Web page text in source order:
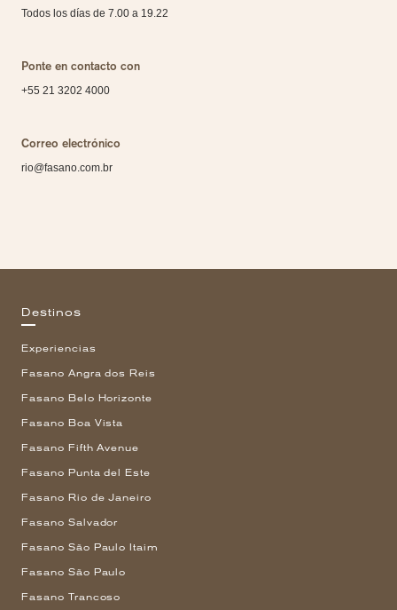
Todos los días de 7.00 a 19.22
Ponte en contacto con
+55 21 3202 4000
Correo electrónico
rio@fasano.com.br
Destinos
Experiencias
Fasano Angra dos Reis
Fasano Belo Horizonte
Fasano Boa Vista
Fasano Fifth Avenue
Fasano Punta del Este
Fasano Rio de Janeiro
Fasano Salvador
Fasano São Paulo Itaim
Fasano São Paulo
Fasano Trancoso